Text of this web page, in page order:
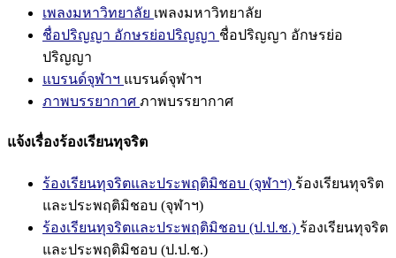
เพลงมหาวิทยาลัย เพลงมหาวิทยาลัย
ชื่อปริญญา อักษรย่อปริญญา ชื่อปริญญา อักษรย่อ
ปริญญา
แบรนด์จุฬาฯ แบรนด์จุฬาฯ
ภาพบรรยากาศ ภาพบรรยากาศ
แจ้งเรื่องร้องเรียนทุจริต
ร้องเรียนทุจริตและประพฤติมิชอบ (จุฬาฯ) ร้องเรียนทุจริต
และประพฤติมิชอบ (จุฬาฯ)
ร้องเรียนทุจริตและประพฤติมิชอบ (ป.ป.ช.) ร้องเรียนทุจริต
และประพฤติมิชอบ (ป.ป.ช.)